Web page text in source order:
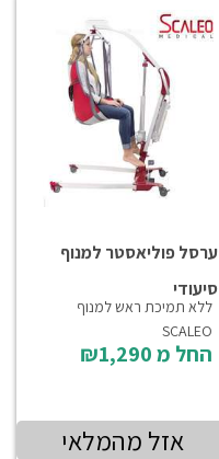
ערסל פוליאסטר למנוף
סיעודי
ללא תמיכת ראש למנוף
SCALEO
החל מ
אזל מהמלאי